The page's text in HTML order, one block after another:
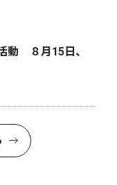
動 ８月15日、